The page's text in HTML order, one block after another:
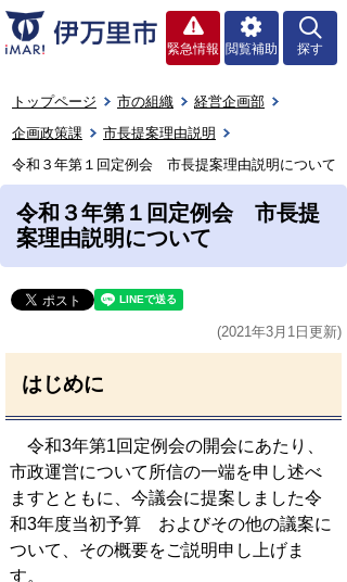
緊急情報 閲覧補助 探す
トップページ 市の組織
経営企画部
企画政策課
市長提案理由説明
令和３年第１回定例会 市長提案理由説明について
令和３年第１回定例会 市長提
案理由説明について
(2021年3月1日更新)
はじめに
令和3年第1回定例会の開会にあたり、
市政運営について所信の一端を申し述べ
ますとともに、今議会に提案しました令
和3年度当初予算 およびその他の議案に
ついて、その概要をご説明申し上げま
す。